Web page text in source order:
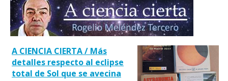
A CIENCIA CIERTA / Más
detalles respecto al eclipse
total de Sol que se avecina